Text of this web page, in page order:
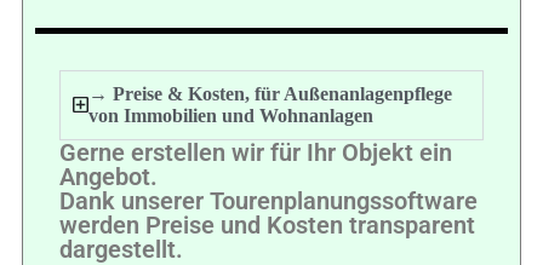
→ Preise & Kosten, für Außenanlagenpflege
von Immobilien und Wohnanlagen
Gerne erstellen wir für Ihr Objekt ein
Angebot.
Dank unserer Tourenplanungssoftware
werden Preise und Kosten transparent
dargestellt.